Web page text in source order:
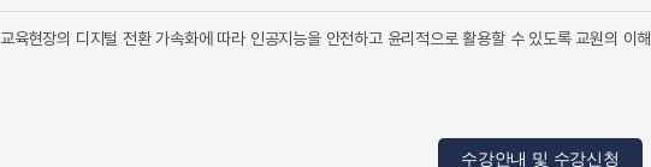
교육현장의 디지털 전환 가속화에 따라 인공지능을 안전하고 윤리적으로 활용할 수 있도록 교원의 이
수강안내 및 수강신청